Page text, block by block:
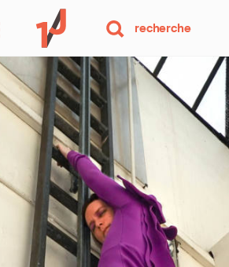
une
photo
par
jour
recherche